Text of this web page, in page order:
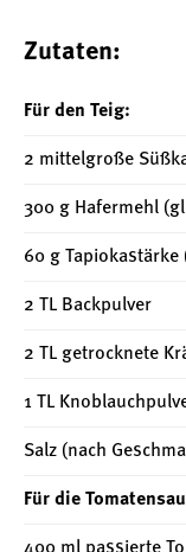
Zutaten:
Für den Teig:
2 mittelgroße
300 g Hafermehl
60 g
2 TL Backpulver
2 TL getrocknete
1 TL
Salz (nach
Für die